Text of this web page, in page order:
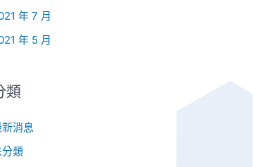
年 7 月
年 5 月
類
消息
分類